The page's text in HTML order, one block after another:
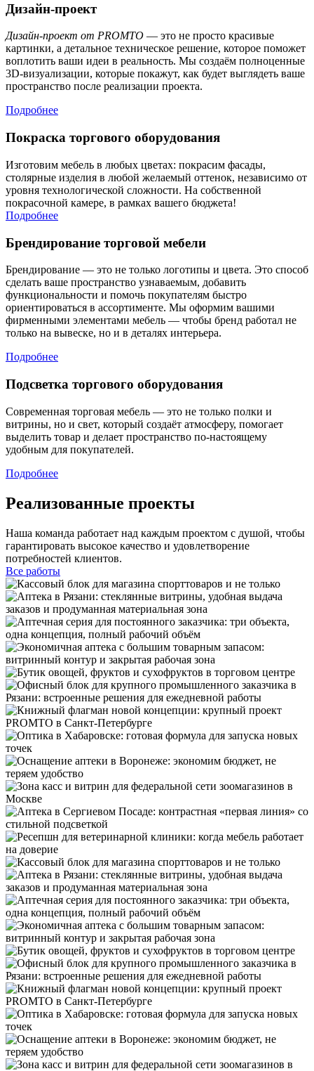
Дизайн-проект
Дизайн-проект от PROMTO — это не просто красивые
картинки, а детальное техническое решение, которое поможет
воплотить ваши идеи в реальность. Мы создаём полноценные
3D-визуализации, которые покажут, как будет выглядеть ваше
пространство после реализации проекта.
Подробнее
Покраска торгового оборудования
Изготовим мебель в любых цветах: покрасим фасады,
столярные изделия в любой желаемый оттенок, независимо от
уровня технологической сложности. На собственной
покрасочной камере, в рамках вашего бюджета!
Подробнее
Брендирование торговой мебели
Брендирование — это не только логотипы и цвета. Это способ
сделать ваше пространство узнаваемым, добавить
функциональности и помочь покупателям быстро
ориентироваться в ассортименте. Мы оформим вашими
фирменными элементами мебель — чтобы бренд работал не
только на вывеске, но и в деталях интерьера.
Подробнее
Подсветка торгового оборудования
Современная торговая мебель — это не только полки и
витрины, но и свет, который создаёт атмосферу, помогает
выделить товар и делает пространство по-настоящему
удобным для покупателей.
Подробнее
Реализованные проекты
Наша команда работает над каждым проектом с душой, чтобы
гарантировать высокое качество и удовлетворение
потребностей клиентов.
Все работы